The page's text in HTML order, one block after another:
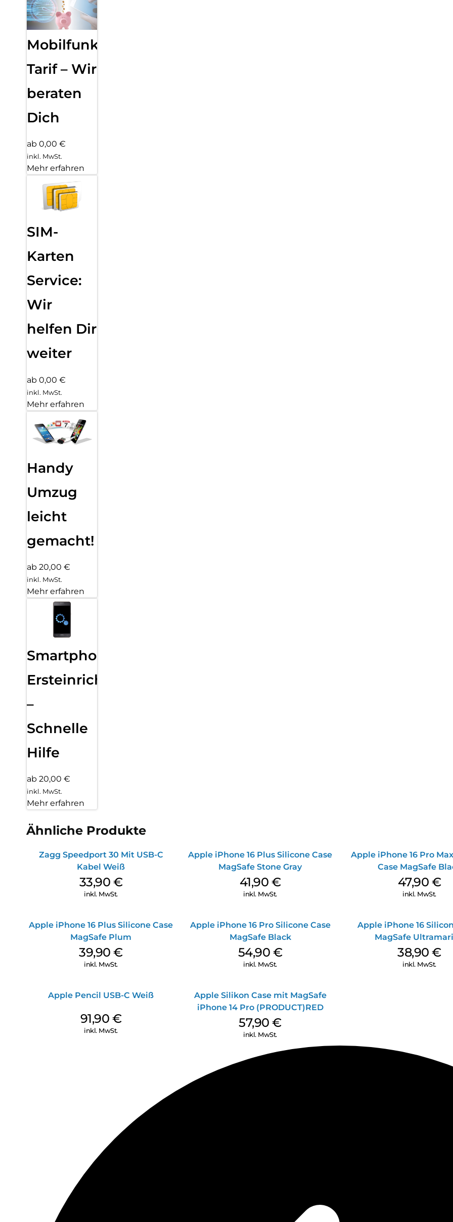
Mobilfunk
Tarif – Wir
beraten
Dich
ab 0,00 €
inkl. MwSt.
Mehr erfahren
SIM-
Karten
Service:
Wir
helfen Dir
weiter
ab 0,00 €
inkl. MwSt.
Mehr erfahren
Handy
Umzug
leicht
gemacht!
ab 20,00 €
inkl. MwSt.
Mehr erfahren
Smartphone
Ersteinrichtung
–
Schnelle
Hilfe
ab 20,00 €
inkl. MwSt.
Mehr erfahren
Ähnliche Produkte
Zagg Speedport 30 Mit USB-C
Kabel Weiß
33,90 €
inkl. MwSt.
Apple iPhone 16 Plus Silicone Case
MagSafe Stone Gray
41,90 €
inkl. MwSt.
Apple iPhone 16 Pro
Case MagSafe
47,90 €
inkl. MwSt.
Apple iPhone 16 Plus Silicone Case
MagSafe Plum
39,90€
inkl. MwSt.
Apple iPhone 16 Pro Silicone Case
MagSafe Black
54,90 €
inkl. MwSt.
Apple iPhone 16
MagSafe
38,90€
inkl. MwSt.
Apple Pencil USB-C Weiß
91,90 €
inkl. MwSt.
Apple Silikon Case mit MagSafe
iPhone 14 Pro (PRODUCT)RED
57,90€
inkl. MwSt.